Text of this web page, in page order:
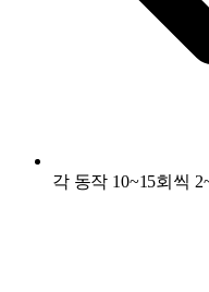
각 동작 10~15회씩